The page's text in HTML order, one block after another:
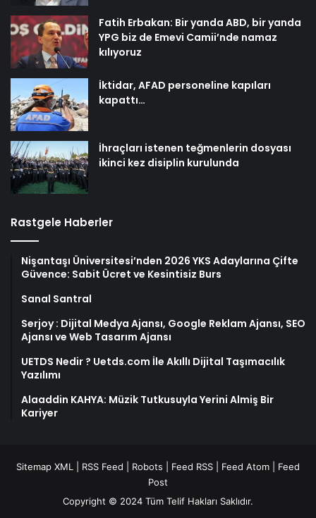
Fatih Erbakan: Bir yanda ABD, bir yanda
YPG biz de Emevi Camii’nde namaz
kılıyoruz
İktidar, AFAD personeline kapıları
kapattı…
İhraçları istenen teğmenlerin dosyası
ikinci kez disiplin kurulunda
Rastgele Haberler
Nişantaşı Üniversitesi’nden 2026 YKS Adaylarına Çifte
Güvence: Sabit Ücret ve Kesintisiz Burs
Sanal Santral
Serjoy : Dijital Medya Ajansı, Google Reklam Ajansı, SEO
Ajansı ve Web Tasarım Ajansı
UETDS Nedir ? Uetds.com İle Akıllı Dijital Taşımacılık
Yazılımı
Alaaddin KAHYA: Müzik Tutkusuyla Yerini Almiş Bir
Kariyer
Sitemap XML RSS Feed Robots Feed RSS Feed Atom
Feed
Post
Copyright © 2024 Tüm Telif Hakları Saklıdır.